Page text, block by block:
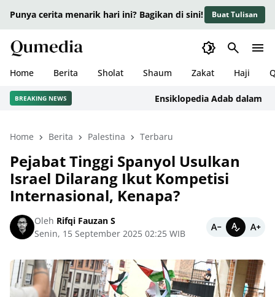
Punya cerita menarik hari ini? Bagikan di sini! Buat Tulisan
Home Berita Sholat Shaum Zakat Haji
BREAKING NEWS Ensiklopedia Adab dalam
Home Berita Palestina Terbaru
Pejabat Tinggi Spanyol Usulkan
Israel Dilarang Ikut Kompetisi
Internasional, Kenapa?
Oleh Rifqi Fauzan S
Senin, 15 September 2025 02:25 WIB